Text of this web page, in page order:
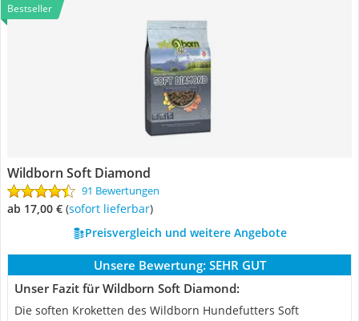
Bestseller
Wildborn Soft Diamond
91 Bewertungen
ab 17,00 € ( Sofort lieferbar)
Preisvergleich und weitere Angebote
Unsere Bewertung: SEHR GUT
Unser Fazit für Wildborn Soft Diamond:
Die soften Kroketten des Wildborn Hundefutters Soft